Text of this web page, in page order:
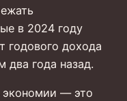
в 2024 году
годового дохода
два года назад.
экономии — это